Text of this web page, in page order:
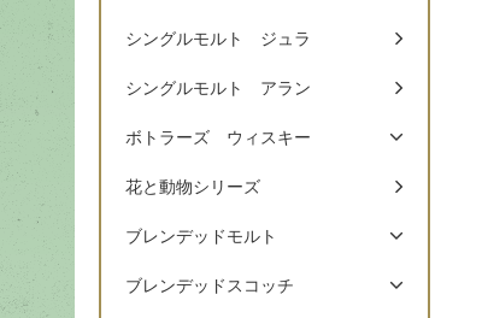
シングルモルト ジュラ
シングルモルト アラン
ボトラーズ ウィスキー
花と動物シリーズ
ブレンデッドモルト
ブレンデッドスコッチ